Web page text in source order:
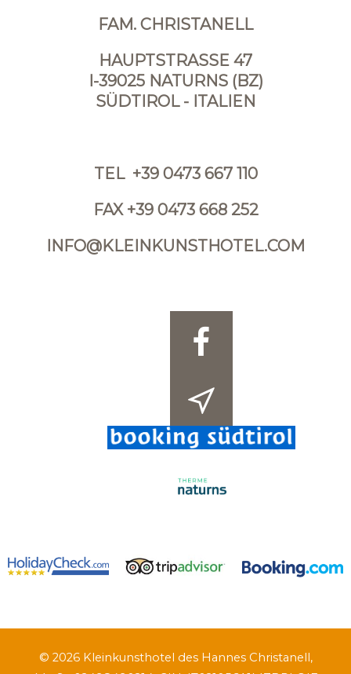
FAM. CHRISTANELL
HAUPTSTRASSE 47
I-39025 NATURNS (BZ)
SÜDTIROL - ITALIEN
TEL +39 0473 667 110
FAX +39 0473 668 252
INFO@KLEINKUNSTHOTEL.COM
© 2026 Kleinkunsthotel des Hannes Christanell,